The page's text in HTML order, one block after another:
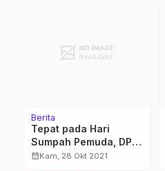
Berita
Tepat pada Hari
Sumpah Pemuda, DPC
Sarbumusi Pati
calendar_monthKam, 28 Okt 2021